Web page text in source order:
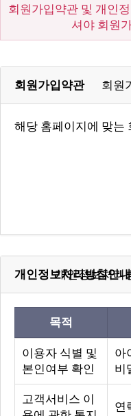
회원가입약관 및 개인
셔야 회원
회원가입약관 회원
개인정보처리방침안내
목적
이용자 식별 및
본인여부 확인
아
비
고객서비스 이
연
개인정보처리